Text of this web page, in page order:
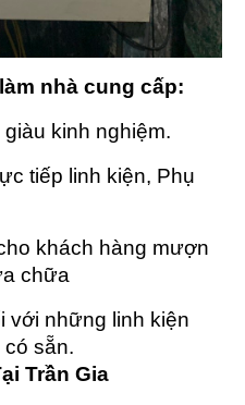
nhà cung cấp:
kinh nghiệm.
tiếp linh kiện, Phụ
khách hàng mượn
chữa
với những linh kiện
sẵn.
Trần Gia